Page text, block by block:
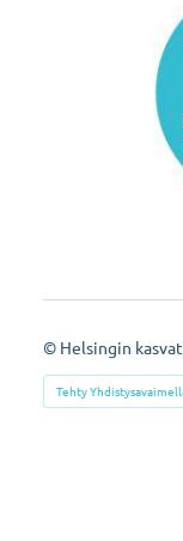
© Helsingin
Tehty